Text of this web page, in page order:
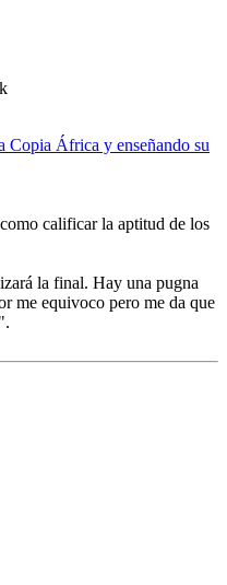
Copia África y enseñando su
calificar la aptitud de los
la final. Hay una pugna
me equivoco pero me da que